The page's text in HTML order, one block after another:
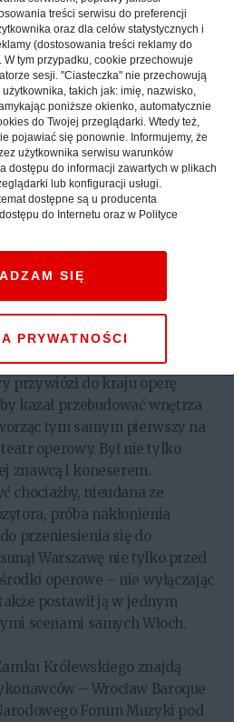
płockiego.
Władysław odbył tzw.
m.in. takie miasta, jak Bruksela,
Rzym, Wenecja czy Mantua.
do muzycznej oprawy swoich
nowe trendy muzyczne,
słuchał koncertów, spektakli
baletowe,
oprawom mszy. Niemal
dla niego przez władców, a
koncertów i spektakli z
muzyków i śpiewaków
że muzyka stanowiła
każdym razie niezwykle istotny
przywiózł do kraju operę
kazał przebudować wnętrza
tym samym pierwszy na
operowy. Był nie tylko
znawcą i koneserem.
chociażby, nieudana ze
próba nakłonienia
przeniesienia się do
Warszawę nie tylko przed
operowe – nie wyłączając
postawił ją w jednym
scenami samych Włoch.
Królewskiego znajdą
– Wrocław Baroque
Forum Muzyki pod
treści serwisu do preferencji
oraz dla celów statystycznych i
(dostosowania treści reklamy do
tym przypadku, cookie przechowuje
sesji. "Ciasteczka" nie przechowują
takich jak: imię, nazwisko,
poniższe okienko, automatycznie
do Twojej przeglądarki. Wtedy też,
pojawiać się ponownie. Informujemy, że
użytkownika serwisu warunków
dostępu do informacji zawartych w plikach
lub konfiguracji usługi.
dostępne są u producenta
do Internetu oraz w Polityce
PRYWATNOŚCI
SIĘ